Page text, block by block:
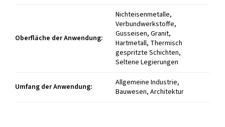
Oberfläche der Anwendung:
Nichteisenmetalle,
Verbundwerkstoffe,
Gusseisen, Granit,
Hartmetall, Thermisch
gespritzte Schichten,
Seltene Legierungen
Umfang der Anwendung:
Allgemeine Industrie,
Bauwesen, Architektur